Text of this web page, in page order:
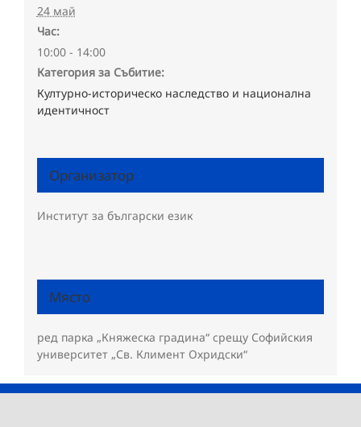
24 май
Час:
10:00 - 14:00
Категория за Събитие:
Културно-историческо наследство и национална
идентичност
Организатор
Институт за български език
Място
ред парка „Княжеска градина“ срещу Софийския
университет „Св. Климент Охридски“